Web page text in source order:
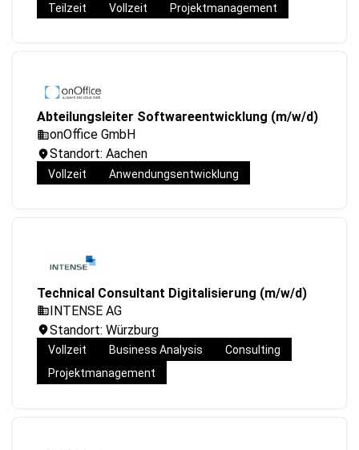
Teilzeit Vollzeit Projektmanagement
Abteilungsleiter Softwareentwicklung (m/w/d)
onOffice GmbH
Standort: Aachen
Vollzeit Anwendungsentwicklung
Technical Consultant Digitalisierung (m/w/d)
INTENSE AG
Standort: Würzburg
Vollzeit Business Analysis
Consulting
Projektmanagement